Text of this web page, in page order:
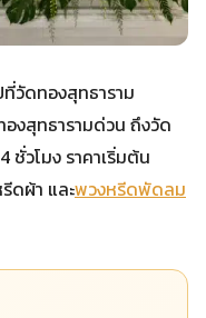
ที่วัดทองสุทธาราม
งสุทธารามด่วน ถึงวัด
ชั่วโมง ราคาเริ่มต้น
ดผ้า และพวงหรีดพัดลม